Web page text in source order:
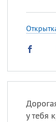
у тебя